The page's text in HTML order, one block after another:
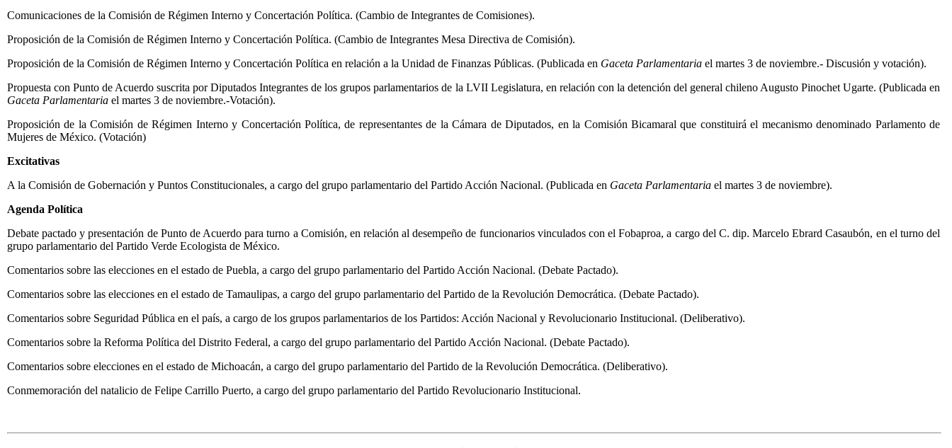
Comunicaciones de la Comisión de Régimen Interno y Concertación Política. (Cambio de Integrantes de Comisiones).
Proposición de la Comisión de Régimen Interno y Concertación Política. (Cambio de Integrantes Mesa Directiva de Comisión).
Proposición de la Comisión de Régimen Interno y Concertación Política en relación a la Unidad de Finanzas Públicas. (Publicada en Gaceta Parlamentaria el martes 3 de noviembre.- Discusión y votación).
Propuesta con Punto de Acuerdo suscrita por Diputados Integrantes de los grupos parlamentarios de la LVII Legislatura, en relación con la detención del general chileno Augusto Pinochet Ugarte. (Publicada en
Gaceta Parlamentaria el martes 3 de noviembre.-Votación).
Proposición de la Comisión de Régimen Interno y Concertación Política, de representantes de la Cámara de Diputados, en la Comisión Bicamaral que constituirá el mecanismo denominado Parlamento de
Mujeres de México. (Votación)
Excitativas
A la Comisión de Gobernación y Puntos Constitucionales, a cargo del grupo parlamentario del Partido Acción Nacional. (Publicada en Gaceta Parlamentaria el martes 3 de noviembre).
Agenda Política
Debate pactado y presentación de Punto de Acuerdo para turno a Comisión, en relación al desempeño de funcionarios vinculados con el Fobaproa, a cargo del C. dip. Marcelo Ebrard Casaubón, en el turno del
grupo parlamentario del Partido Verde Ecologista de México.
Comentarios sobre las elecciones en el estado de Puebla, a cargo del grupo parlamentario del Partido Acción Nacional. (Debate Pactado).
Comentarios sobre las elecciones en el estado de Tamaulipas, a cargo del grupo parlamentario del Partido de la Revolución Democrática. (Debate Pactado).
Comentarios sobre Seguridad Pública en el país, a cargo de los grupos parlamentarios de los Partidos: Acción Nacional y Revolucionario Institucional. (Deliberativo).
Comentarios sobre la Reforma Política del Distrito Federal, a cargo del grupo parlamentario del Partido Acción Nacional. (Debate Pactado).
Comentarios sobre elecciones en el estado de Michoacán, a cargo del grupo parlamentario del Partido de la Revolución Democrática. (Deliberativo).
Conmemoración del natalicio de Felipe Carrillo Puerto, a cargo del grupo parlamentario del Partido Revolucionario Institucional.